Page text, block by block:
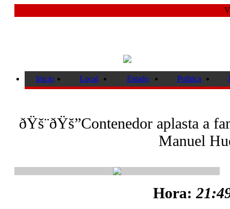
Inicio Local Estado Politica
ðŸš¨ðŸš”Contenedor aplasta a
Manuel
Hora: